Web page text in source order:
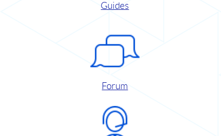
Guides
Forum